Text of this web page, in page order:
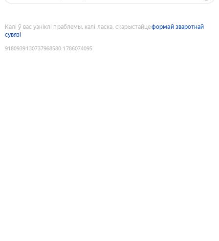
Калі ў вас узніклі праблемы, калі ласка, скарыстайцеформай зваротнай
сувязі
9180939130737968580:1786074095